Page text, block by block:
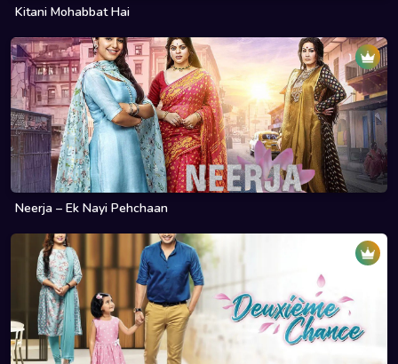
Kitani Mohabbat Hai
Neerja – Ek Nayi Pehchaan